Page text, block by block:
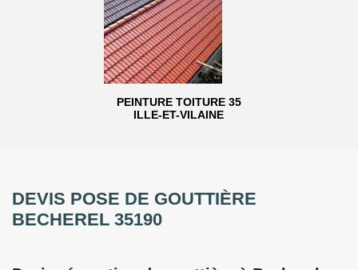
PEINTURE TOITURE 35
ILLE-ET-VILAINE
DEVIS POSE DE GOUTTIÈRE
BECHEREL 35190